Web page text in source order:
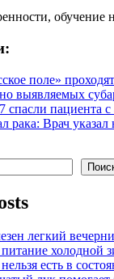
поле»
выявляемых
пациента с
рака: Врач
легкий
холодной
есть в